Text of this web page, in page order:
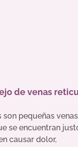
de venas
son pequeñas
se encuentran
causar dolor,